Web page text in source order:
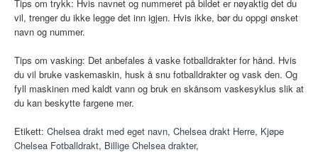
Tips om trykk: Hvis navnet og nummeret på bildet er nøyaktig det du
vil, trenger du ikke legge det inn igjen. Hvis ikke, bør du oppgi ønsket
navn og nummer.
Tips om vasking: Det anbefales å vaske fotballdrakter for hånd. Hvis
du vil bruke vaskemaskin, husk å snu fotballdrakter og vask den. Og
fyll maskinen med kaldt vann og bruk en skånsom vaskesyklus slik at
du kan beskytte fargene mer.
Etikett: Chelsea drakt med eget navn, Chelsea drakt Herre, Kjøpe
Chelsea Fotballdrakt, Billige Chelsea drakter,